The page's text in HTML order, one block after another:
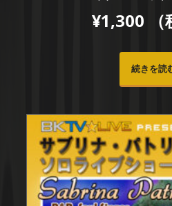
¥1,300
続きを読